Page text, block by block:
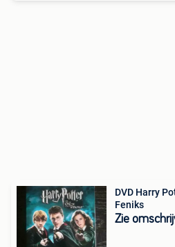
DVD Harry
Feniks
Zie